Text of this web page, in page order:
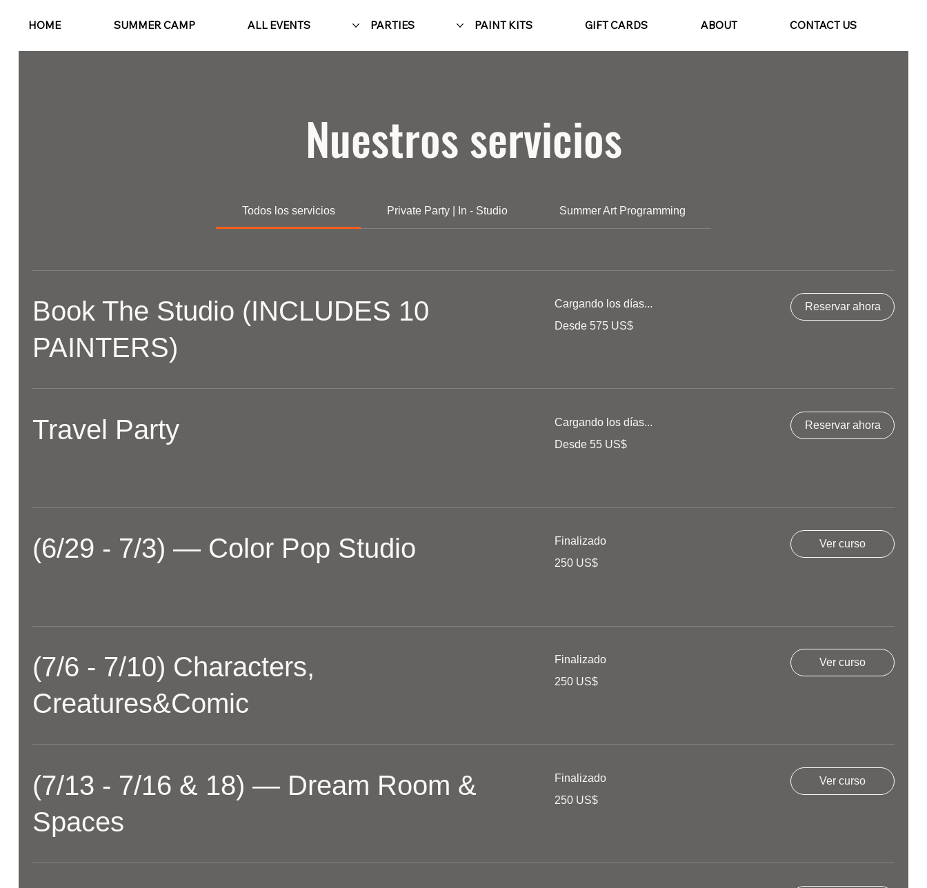
HOME SUMMER CAMP ALL EVENTS PARTIES PAINT KITS GIFT CARDS ABOUT CONTACT US
Nuestros servicios
Todos los servicios Private Party | In - Studio Summer Art Programming
Book The Studio (INCLUDES 10
PAINTERS)
Cargando los días...
575
Desde 575 US$
Reservar ahora
Travel Party Cargando los días...
55
Desde 55 US$
Reservar ahora
(6/29 - 7/3) — Color Pop Studio Finalizado
dólares
250 US$
Ver curso
(7/6 - 7/10) Characters,
Creatures&Comic
Finalizado
dólares
250 US$
Ver curso
(7/13 - 7/16 & 18) — Dream Room &
Spaces
Finalizado
dólares
250 US$
Ver curso